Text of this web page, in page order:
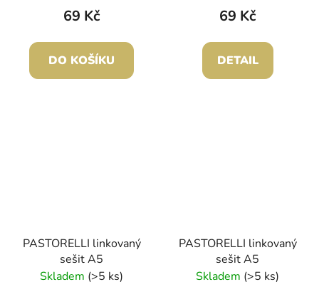
69 Kč
DO KOŠÍKU
69 Kč
DETAIL
PASTORELLI linkovaný
sešit A5
Skladem (>5 ks)
PASTORELLI linkovaný
sešit A5
Skladem (>5 ks)